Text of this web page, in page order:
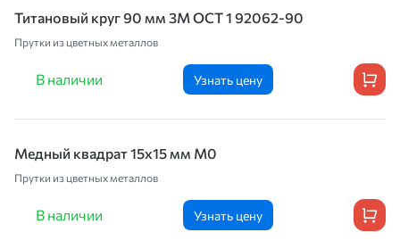
Титановый круг 90 мм 3М OCT 1 92062-90
Прутки из цветных металлов
В наличии Узнать цену
Медный квадрат 15х15 мм М0
Прутки из цветных металлов
В наличии Узнать цену